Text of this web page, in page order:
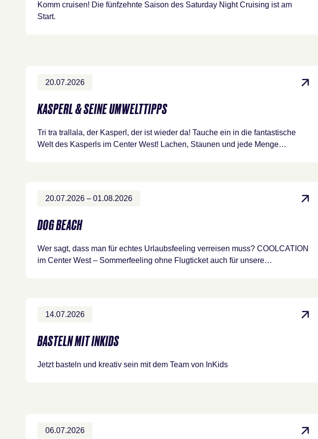
Komm cruisen! Die fünfzehnte Saison des Saturday Night Cruising ist am
Start.
20.07.2026
KASPERL & SEINE UMWELTTIPPS
Tri tra trallala, der Kasperl, der ist wieder da! Tauche ein in die fantastische
Welt des Kasperls im Center West! Lachen, Staunen und jede Menge…
20.07.2026 – 01.08.2026
DOG BEACH
Wer sagt, dass man für echtes Urlaubsfeeling verreisen muss? COOLCATION
im Center West – Sommerfeeling ohne Flugticket auch für unsere…
14.07.2026
BASTELN MIT INKIDS
Jetzt basteln und kreativ sein mit dem Team von InKids
06.07.2026